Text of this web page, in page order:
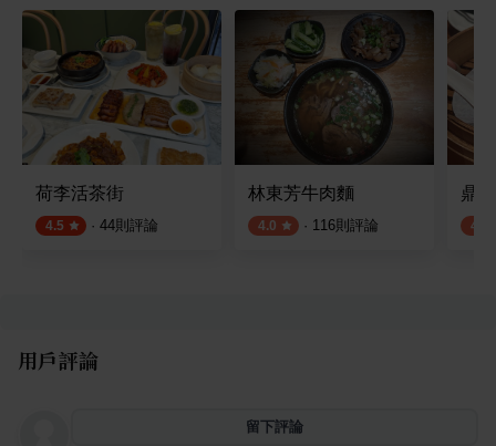
荷李活茶街
4.5 · 44則評論
林東芳牛肉麵
4.0 · 116則評論
鼎
4.3
用戶評論
留下評論